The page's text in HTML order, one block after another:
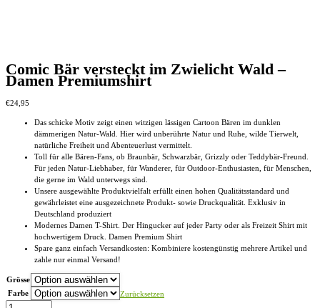
Comic Bär versteckt im Zwielicht Wald –
Damen Premiumshirt
€24,95
Das schicke Motiv zeigt einen witzigen lässigen Cartoon Bären im dunklen
dämmerigen Natur-Wald. Hier wird unberührte Natur und Ruhe, wilde Tierwelt,
natürliche Freiheit und Abenteuerlust vermittelt.
Toll für alle Bären-Fans, ob Braunbär, Schwarzbär, Grizzly oder Teddybär-Freund.
Für jeden Natur-Liebhaber, für Wanderer, für Outdoor-Enthusiasten, für Menschen,
die gerne im Wald unterwegs sind.
Unsere ausgewählte Produktvielfalt erfüllt einen hohen Qualitätsstandard und
gewährleistet eine ausgezeichnete Produkt- sowie Druckqualität. Exklusiv in
Deutschland produziert
Modernes Damen T-Shirt. Der Hingucker auf jeder Party oder als Freizeit Shirt mit
hochwertigem Druck. Damen Premium Shirt
Spare ganz einfach Versandkosten: Kombiniere kostengünstig mehrere Artikel und
zahle nur einmal Versand!
Grösse
Farbe
Zurücksetzen
Comic